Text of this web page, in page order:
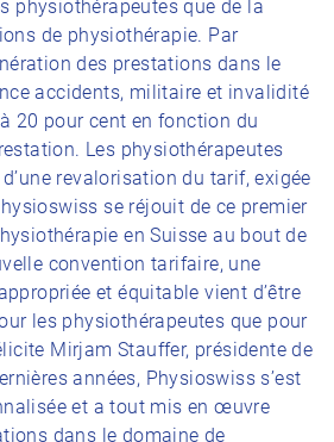
physiothérapeutes que de la
de physiothérapie. Par
des prestations dans le
accidents, militaire et invalidité
20 pour cent en fonction du
Les physiothérapeutes
revalorisation du tarif, exigée
se réjouit de ce premier
en Suisse au bout de
convention tarifaire, une
et équitable vient d’être
les physiothérapeutes que pour
Mirjam Stauffer, présidente de
années, Physioswiss s’est
et a tout mis en œuvre
dans le domaine de